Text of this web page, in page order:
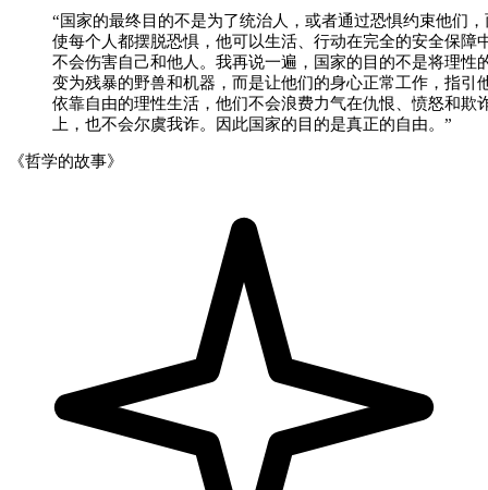
“国家的最终目的不是为了统治人，或者通过恐惧约束他们
使每个人都摆脱恐惧，他可以生活、行动在完全的安全保障
不会伤害自己和他人。我再说一遍，国家的目的不是将理性
变为残暴的野兽和机器，而是让他们的身心正常工作，指引
依靠自由的理性生活，他们不会浪费力气在仇恨、愤怒和欺
上，也不会尔虞我诈。因此国家的目的是真正的自由。”
《哲学的故事》